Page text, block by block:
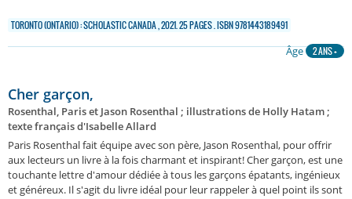
TORONTO (ONTARIO) : SCHOLASTIC CANADA , 2021. 25 PAGES . ISBN 9781443189491
Âge 2 ANS +
Cher garçon,
Rosenthal, Paris et Jason Rosenthal ; illustrations de Holly Hatam ;
texte français d'Isabelle Allard
Paris Rosenthal fait équipe avec son père, Jason Rosenthal, pour offrir
aux lecteurs un livre à la fois charmant et inspirant! Cher garçon, est une
touchante lettre d'amour dédiée à tous les garçons épatants, ingénieux
et généreux. Il s'agit du livre idéal pour leur rappeler à quel point ils sont